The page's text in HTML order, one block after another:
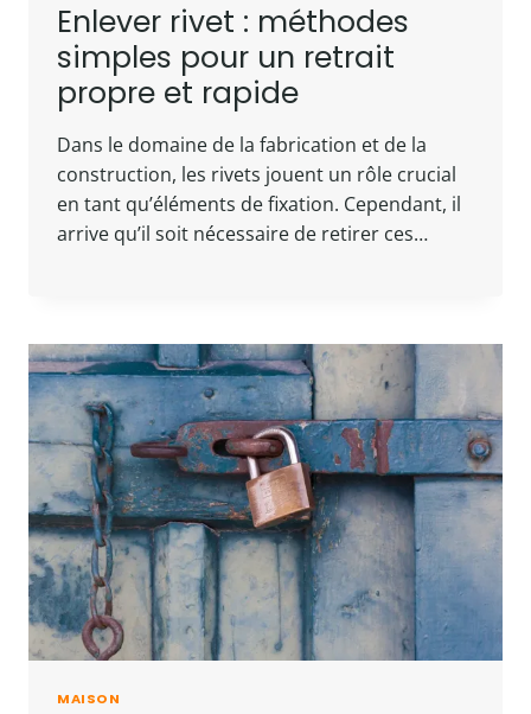
Enlever rivet : méthodes
simples pour un retrait
propre et rapide
Dans le domaine de la fabrication et de la
construction, les rivets jouent un rôle crucial
en tant qu’éléments de fixation. Cependant, il
arrive qu’il soit nécessaire de retirer ces…
MAISON